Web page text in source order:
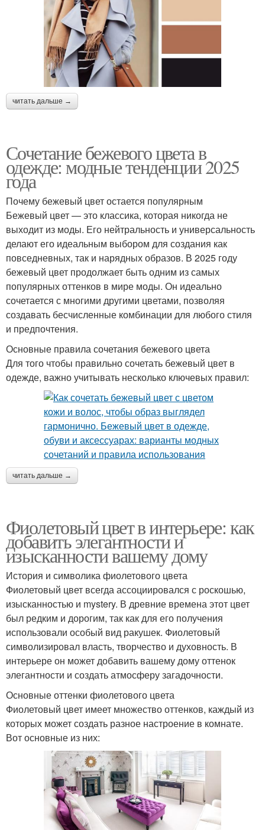
читать дальше →
Сочетание бежевого цвета в
одежде: модные тенденции 2025
года
Почему бежевый цвет остается популярным
Бежевый цвет — это классика, которая никогда не
выходит из моды. Его нейтральность и универсальность
делают его идеальным выбором для создания как
повседневных, так и нарядных образов. В 2025 году
бежевый цвет продолжает быть одним из самых
популярных оттенков в мире моды. Он идеально
сочетается с многими другими цветами, позволяя
создавать бесчисленные комбинации для любого стиля
и предпочтения.
Основные правила сочетания бежевого цвета
Для того чтобы правильно сочетать бежевый цвет в
одежде, важно учитывать несколько ключевых правил:
читать дальше →
Фиолетовый цвет в интерьере: как
добавить элегантности и
изысканности вашему дому
История и символика фиолетового цвета
Фиолетовый цвет всегда ассоциировался с роскошью,
изысканностью и mystery. В древние времена этот цвет
был редким и дорогим, так как для его получения
использовали особый вид ракушек. Фиолетовый
символизировал власть, творчество и духовность. В
интерьере он может добавить вашему дому оттенок
элегантности и создать атмосферу загадочности.
Основные оттенки фиолетового цвета
Фиолетовый цвет имеет множество оттенков, каждый из
которых может создать разное настроение в комнате.
Вот основные из них: